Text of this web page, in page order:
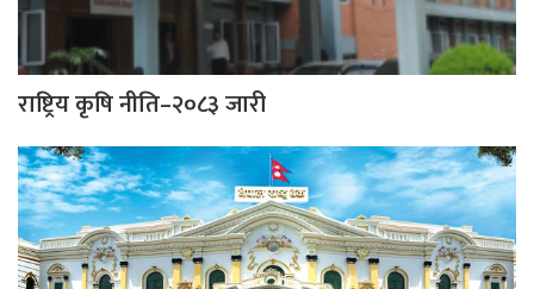
राष्ट्रिय कृषि नीति–२०८३ जारी